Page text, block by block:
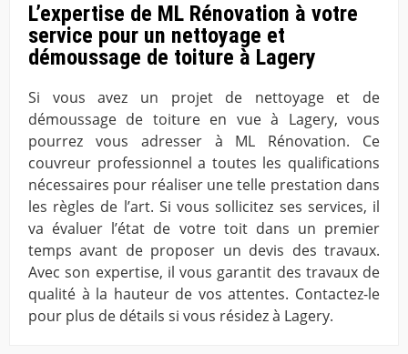
L’expertise de ML Rénovation à votre
service pour un nettoyage et
démoussage de toiture à Lagery
Si vous avez un projet de nettoyage et de
démoussage de toiture en vue à Lagery, vous
pourrez vous adresser à ML Rénovation. Ce
couvreur professionnel a toutes les qualifications
nécessaires pour réaliser une telle prestation dans
les règles de l’art. Si vous sollicitez ses services, il
va évaluer l’état de votre toit dans un premier
temps avant de proposer un devis des travaux.
Avec son expertise, il vous garantit des travaux de
qualité à la hauteur de vos attentes. Contactez-le
pour plus de détails si vous résidez à Lagery.